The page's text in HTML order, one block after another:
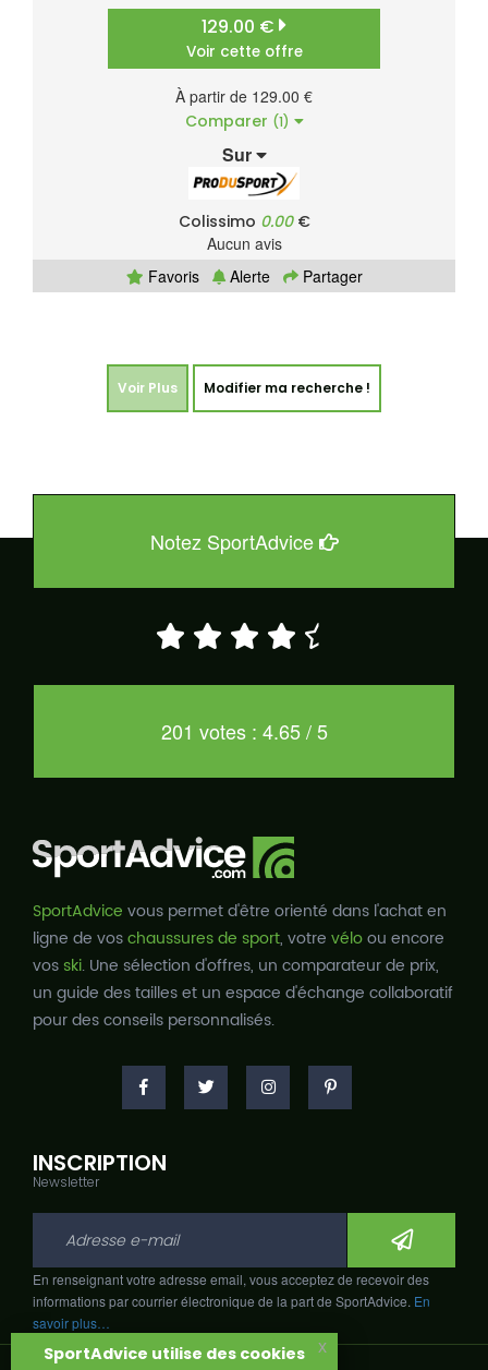
129.00 €
Voir cette offre
À partir de 129.00 €
Comparer (1)
Sur
Colissimo 0.00€
Aucun avis
Favoris
Alerte Partager
Voir Plus Modifier ma recherche !
Notez SportAdvice
201 votes : 4.65 / 5
SportAdvice vous permet d'être orienté dans l'achat en
ligne de voschaussures de sport, votre véloou encore
vosski. Une sélection d'offres, un comparateur de prix,
un guide des tailles et un espace d'échange collaboratif
pour des conseils personnalisés.
INSCRIPTION
Newsletter
En renseignant votre adresse email, vous acceptez de recevoir des
informations par courrier électronique de la part de SportAdvice. En
savoir plus…
SportAdvice utilise des cookies x